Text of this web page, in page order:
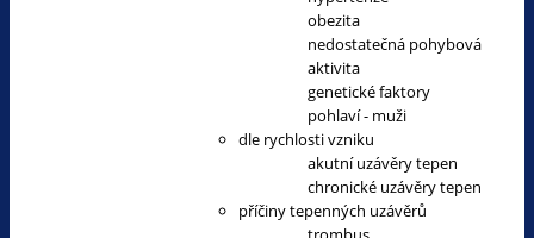
obezita
nedostatečná pohybová
aktivita
genetické faktory
pohlaví - muži
dle rychlosti vzniku
akutní uzávěry tepen
chronické uzávěry tepen
příčiny tepenných uzávěrů